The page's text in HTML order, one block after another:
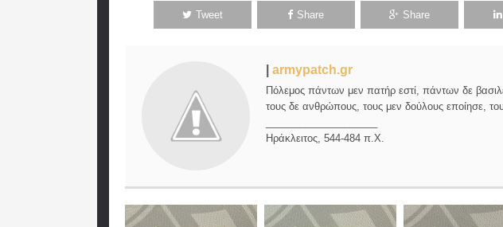
Tweet Share Share
armypatch.gr
Πόλεμος πάντων μεν πατήρ εστί, πάντων δε
τους δε ανθρώπους, τους μεν δούλους εποίησε,
Ηράκλειτος, 544-484 π.Χ.